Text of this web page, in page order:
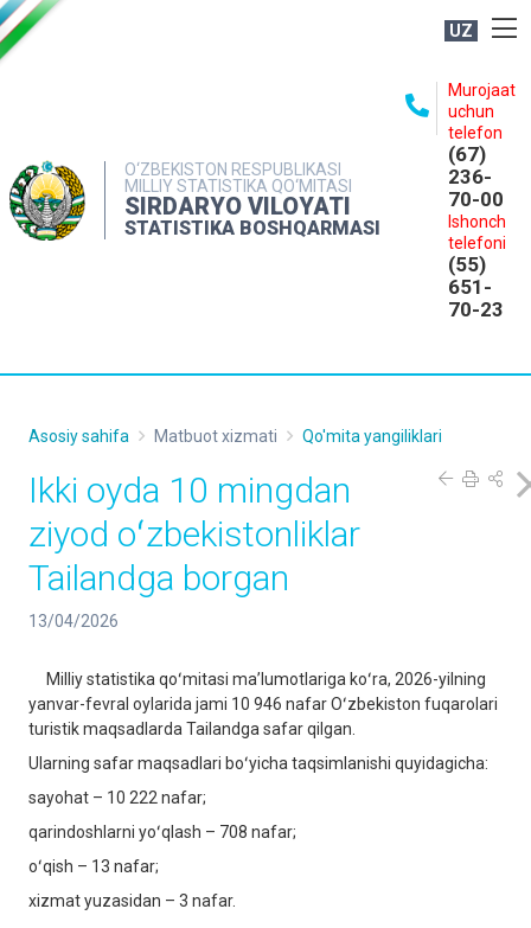
UZ
O‘ZBEKISTON RESPUBLIKASI
MILLIY STATISTIKA QO‘MITASI
SIRDARYO VILOYATI
STATISTIKA BOSHQARMASI
Murojaat
uchun
telefon
(67)
236-
70-00
Ishonch
telefoni
(55)
651-
70-23
NASHRLAR
INTERAKTIV XIZMATLAR
MATBUOT XIZMATI
Asosiy sahifa Matbuot xizmati Qo'mita yangiliklari
Ikki oyda 10 mingdan
ziyod oʻzbekistonliklar
Tailandga borgan
13/04/2026
Milliy statistika qoʻmitasi maʼlumotlariga koʻra, 2026-yilning
yanvar-fevral oylarida jami 10 946 nafar Oʻzbekiston fuqarolari
turistik maqsadlarda Tailandga safar qilgan.
Ularning safar maqsadlari boʻyicha taqsimlanishi quyidagicha:
sayohat – 10 222 nafar;
qarindoshlarni yoʻqlash – 708 nafar;
oʻqish – 13 nafar;
xizmat yuzasidan – 3 nafar.